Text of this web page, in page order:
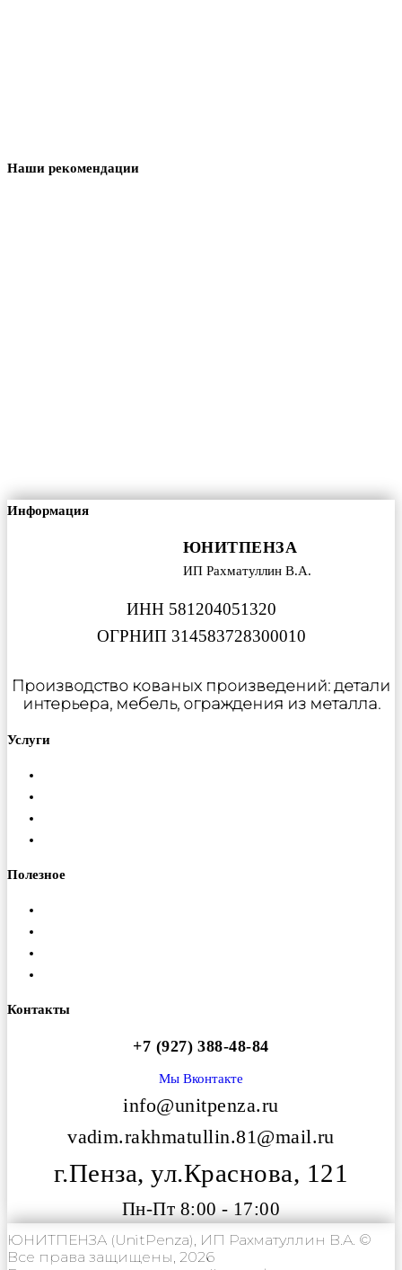
Наши рекомендации
Информация
ЮНИТПЕНЗА
ИП Рахматуллин В.А.
ИНН 581204051320
ОГРНИП 314583728300010
Производство кованых произведений: детали
интерьера, мебель, ограждения из металла.
Услуги
Полезное
Контакты
+7 (927) 388-48-84
Мы Вконтакте
info@unitpenza.ru
vadim.rakhmatullin.81@mail.ru
г.Пенза, ул.Краснова, 121
Пн-Пт 8:00 - 17:00
ЮНИТПЕНЗА (UnitPenza), ИП Рахматуллин В.А. ©
Все права защищены, 2026